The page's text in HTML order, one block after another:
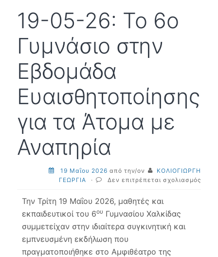
19-05-26: Το 6ο
Γυμνάσιο στην
Εβδομάδα
Ευαισθητοποίησης
για τα Άτομα με
Αναπηρία
19 Μαΐου 2026 από την/ον
ΚΟΛΙΟΓΙΩΡΓΗ
ΓΕΩΡΓΙΑ
· Δεν επιτρέπεται σχολιασμός
Την Τρίτη 19 Μαΐου 2026, μαθητές και
εκπαιδευτικοί του 6ου Γυμνασίου Χαλκίδας
συμμετείχαν στην ιδιαίτερα συγκινητική και
εμπνευσμένη εκδήλωση που
πραγματοποιήθηκε στο Αμφιθέατρο της